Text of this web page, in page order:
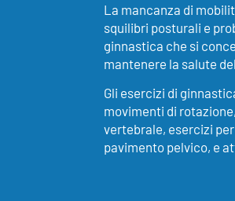
La mancanza di
squilibri posturali e
ginnastica che si
mantenere la salute
Gli esercizi di
movimenti di
vertebrale, esercizi
pavimento pelvico, e